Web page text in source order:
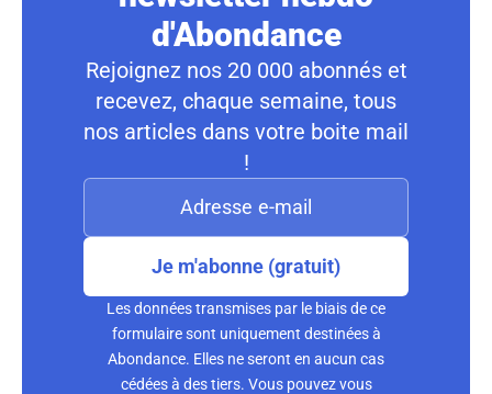
d'Abondance
Rejoignez nos 20 000 abonnés et
recevez, chaque semaine, tous
nos articles dans votre boite mail
!
Je m'abonne (gratuit)
Les données transmises par le biais de ce
formulaire sont uniquement destinées à
Abondance. Elles ne seront en aucun cas
cédées à des tiers. Vous pouvez vous